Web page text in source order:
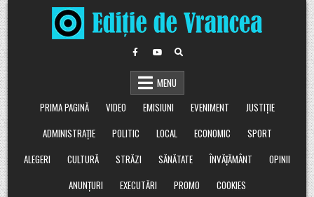
Skip
to
content
MENU
PRIMA PAGINĂ
VIDEO EMISIUNI EVENIMENT
JUSTIȚIE
ADMINISTRAȚIE
POLITIC LOCAL ECONOMIC
SPORT
ALEGERI
CULTURĂ STRĂZI SĂNĂTATE ÎNVĂȚĂMÂNT
OPINII
ANUNȚURI
EXECUTĂRI PROMO COOKIES